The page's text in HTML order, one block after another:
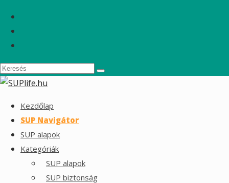
Kezdőlap
SUP Navigátor
SUP alapok
Kategóriák
SUP alapok
SUP biztonság